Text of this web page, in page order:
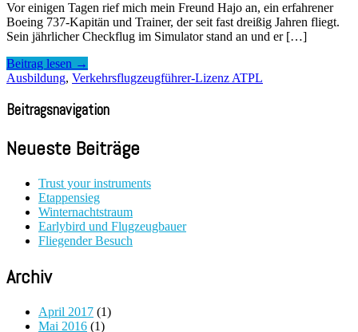
Vor einigen Tagen rief mich mein Freund Hajo an, ein erfahrener
Boeing 737-Kapitän und Trainer, der seit fast dreißig Jahren fliegt.
Sein jährlicher Checkflug im Simulator stand an und er […]
Beitrag lesen →
Ausbildung, Verkehrsflugzeugführer-Lizenz ATPL
Beitragsnavigation
Neueste Beiträge
Trust your instruments
Etappensieg
Winternachtstraum
Earlybird und Flugzeugbauer
Fliegender Besuch
Archiv
April 2017 (1)
Mai 2016 (1)